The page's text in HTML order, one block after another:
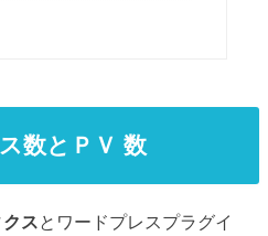
数とＰＶ 数
スとワードプレスプラグイ